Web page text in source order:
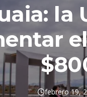
la
febrero 19,